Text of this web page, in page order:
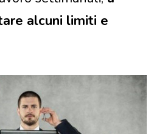
alcuni limiti e